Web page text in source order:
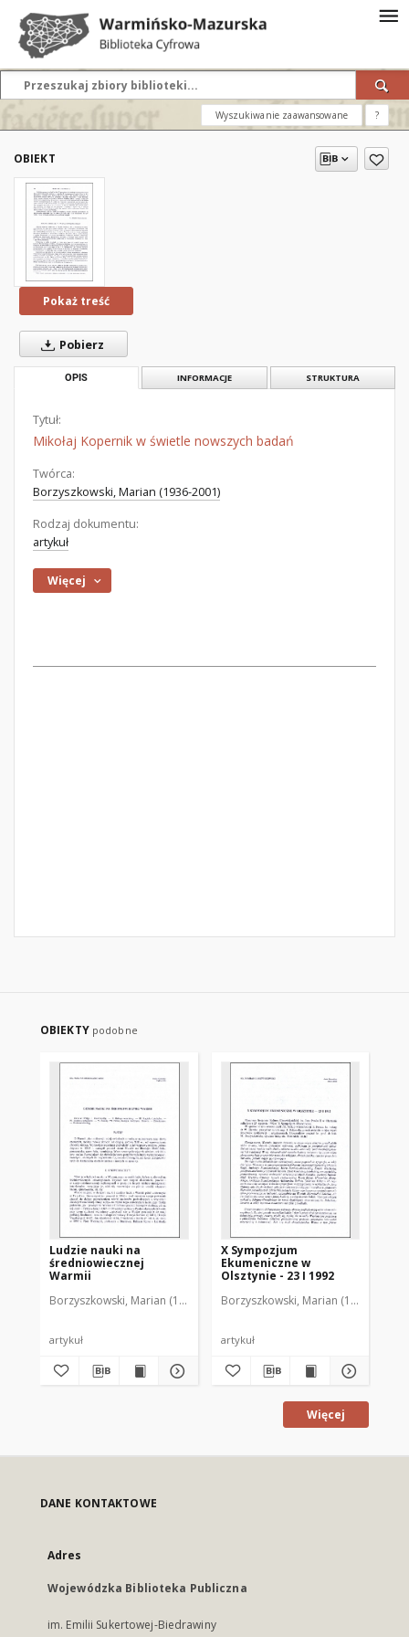
Wyszukiwanie zaawansowane ?
OBIEKT
Pokaż treść
Pobierz
OPIS INFORMACJE STRUKTURA
Tytuł:
Mikołaj Kopernik w świetle nowszych badań
Twórca:
Borzyszkowski, Marian (1936-2001)
Rodzaj dokumentu:
artykuł
Więcej
OBIEKTY podobne
Ludzie nauki na
średniowiecznej
Warmii
Borzyszkowski, Marian (1936-2001)
artykuł
X Sympozjum
Ekumeniczne w
Olsztynie - 23 I 1992
Borzyszkowski, Marian (1936-2001)
artykuł
Więcej
DANE KONTAKTOWE
Adres
Wojewódzka Biblioteka Publiczna
im. Emilii Sukertowej-Biedrawiny